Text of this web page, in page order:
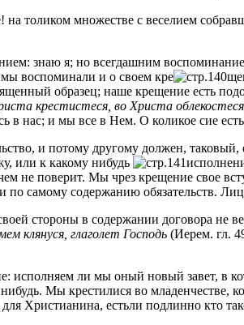
на толиком множестве с веселием
знаю я; но всегдашним
мы воспоминали и о своем кре
образец; наше крещение есть
крестистеся, во Христа облекостеся
в нас; и мы все в Нем. О коликое сие
и потому другому должен,
или к какому нибудь
не поверит. Мы чрез крещение свое
самому содержанию обязательств.
стороны в содержании договора не
клянуся, глаголет Господь (Иерем. гл.
исполняем ли мы оный новый завет, в
Мы крестилися во
Христианина, естьли подлинно кто